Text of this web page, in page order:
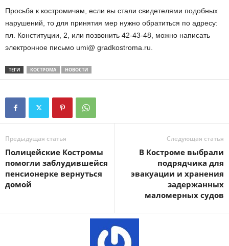
Просьба к костромичам, если вы стали свидетелями подобных
нарушений, то для принятия мер нужно обратиться по адресу:
пл. Конституции, 2, или позвонить 42-43-48, можно написать
электронное письмо umi@ gradkostroma.ru.
ТЕГИ КОСТРОМА НОВОСТИ
Предыдущая статья
Полицейские Костромы
помогли заблудившейся
пенсионерке вернуться
домой
Следующая статья
В Костроме выбрали
подрядчика для
эвакуации и хранения
задержанных
маломерных судов